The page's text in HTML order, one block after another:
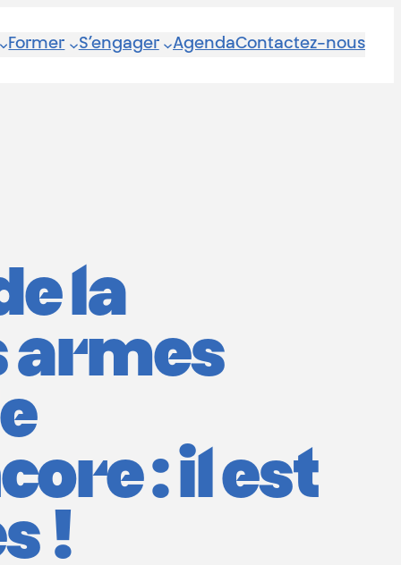
Former S’engager AgendaContactez-nous
la
armes
: il est
!